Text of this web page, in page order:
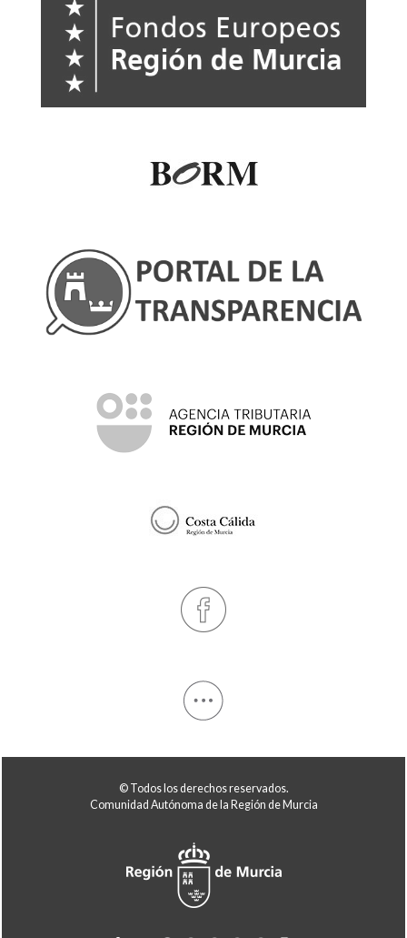
© Todos los derechos reservados.
Comunidad Autónoma de la Región de Murcia